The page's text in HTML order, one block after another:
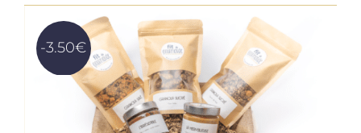
variations.
Les
options
peuvent
être
choisies
sur
la
-3.50€